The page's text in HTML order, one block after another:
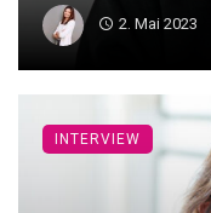
2. Mai 2023
INTERVIEW